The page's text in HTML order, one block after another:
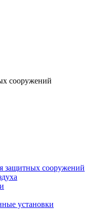
сооружений
защитных сооружений
установки